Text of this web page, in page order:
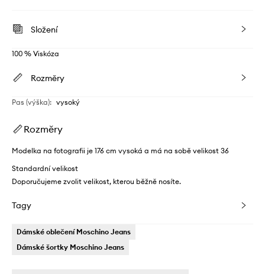
Složení
100 % Viskóza
Rozměry
Pas (výška): vysoký
Rozměry
Modelka na fotografii je 176 cm vysoká a má na sobě velikost 36
Standardní velikost
Doporučujeme zvolit velikost, kterou běžně nosíte.
Tagy
Dámské oblečení Moschino Jeans
Dámské šortky Moschino Jeans